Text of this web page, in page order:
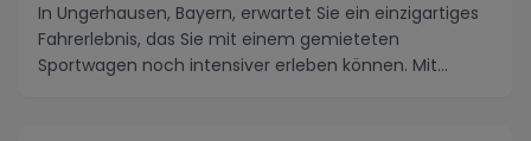
In Ungerhausen, Bayern, erwartet Sie ein einzigartiges
Fahrerlebnis, das Sie mit einem gemieteten
Sportwagen noch intensiver erleben können. Mit